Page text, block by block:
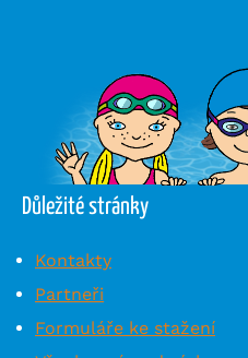
Důležité stránky
Kontakty
Partneři
Formuláře ke stažení